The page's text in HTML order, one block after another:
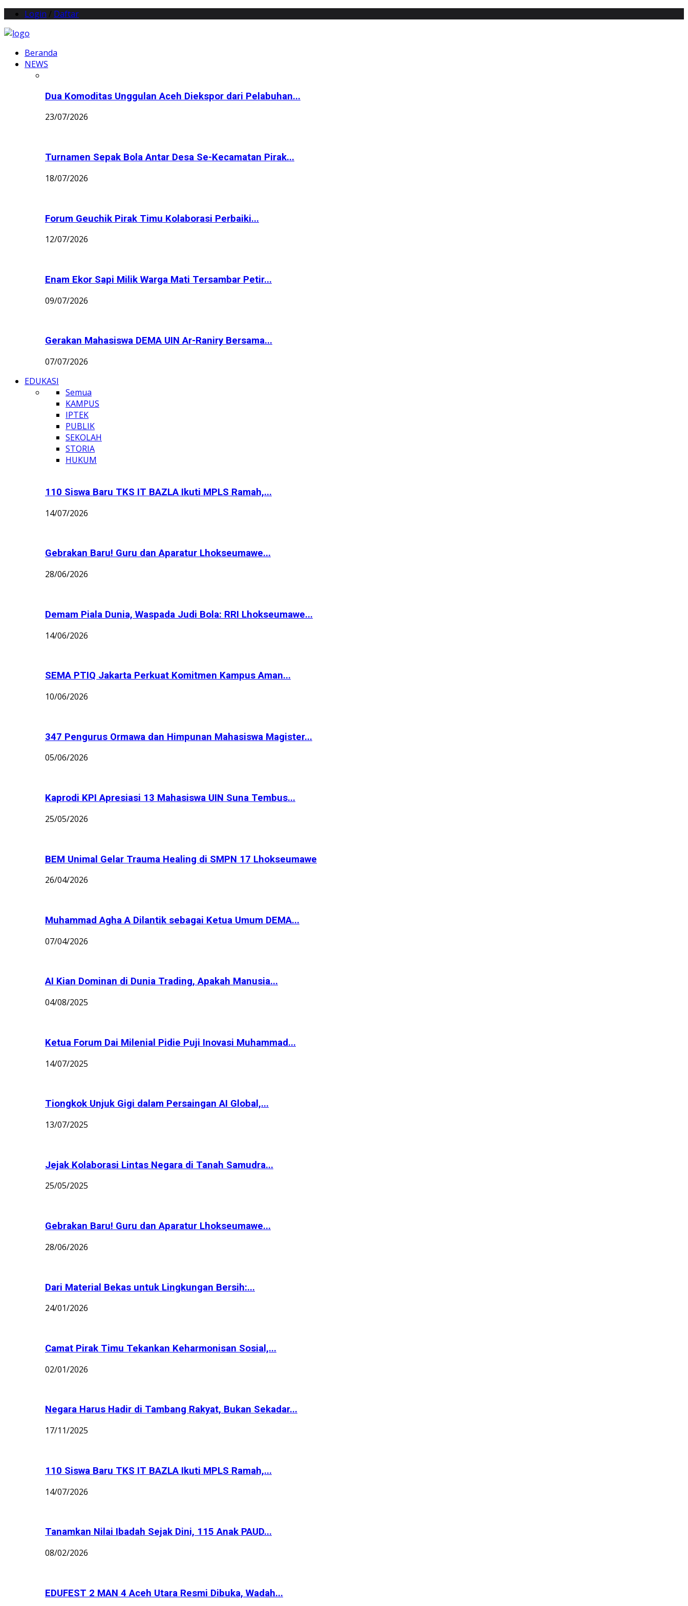
Login / Daftar
Beranda
NEWS
Dua Komoditas Unggulan Aceh Diekspor dari Pelabuhan...
23/07/2026
Turnamen Sepak Bola Antar Desa Se-Kecamatan Pirak...
18/07/2026
Forum Geuchik Pirak Timu Kolaborasi Perbaiki...
12/07/2026
Enam Ekor Sapi Milik Warga Mati Tersambar Petir...
09/07/2026
Gerakan Mahasiswa DEMA UIN Ar-Raniry Bersama...
07/07/2026
EDUKASI
Semua
KAMPUS
IPTEK
PUBLIK
SEKOLAH
STORIA
HUKUM
110 Siswa Baru TKS IT BAZLA Ikuti MPLS Ramah,...
14/07/2026
Gebrakan Baru! Guru dan Aparatur Lhokseumawe...
28/06/2026
Demam Piala Dunia, Waspada Judi Bola: RRI Lhokseumawe...
14/06/2026
SEMA PTIQ Jakarta Perkuat Komitmen Kampus Aman...
10/06/2026
347 Pengurus Ormawa dan Himpunan Mahasiswa Magister...
05/06/2026
Kaprodi KPI Apresiasi 13 Mahasiswa UIN Suna Tembus...
25/05/2026
BEM Unimal Gelar Trauma Healing di SMPN 17 Lhokseumawe
26/04/2026
Muhammad Agha A Dilantik sebagai Ketua Umum DEMA...
07/04/2026
AI Kian Dominan di Dunia Trading, Apakah Manusia...
04/08/2025
Ketua Forum Dai Milenial Pidie Puji Inovasi Muhammad...
14/07/2025
Tiongkok Unjuk Gigi dalam Persaingan AI Global,...
13/07/2025
Jejak Kolaborasi Lintas Negara di Tanah Samudra...
25/05/2025
Gebrakan Baru! Guru dan Aparatur Lhokseumawe...
28/06/2026
Dari Material Bekas untuk Lingkungan Bersih:...
24/01/2026
Camat Pirak Timu Tekankan Keharmonisan Sosial,...
02/01/2026
Negara Harus Hadir di Tambang Rakyat, Bukan Sekadar...
17/11/2025
110 Siswa Baru TKS IT BAZLA Ikuti MPLS Ramah,...
14/07/2026
Tanamkan Nilai Ibadah Sejak Dini, 115 Anak PAUD...
08/02/2026
EDUFEST 2 MAN 4 Aceh Utara Resmi Dibuka, Wadah...